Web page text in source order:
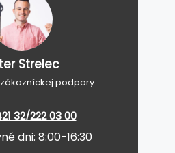
Strelec
podpory
32/222 03 00
dni: 8:00-16:30